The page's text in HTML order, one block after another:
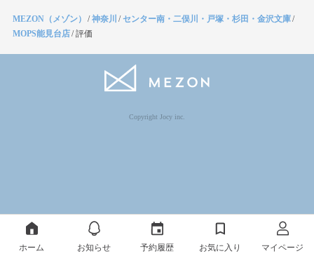
MEZON（メゾン） /神奈川 /センター南・二俣川・戸塚・杉田・金沢文庫/
MOPS能見台店/評価
Copyright Jocy inc.
ホーム お知らせ 予約履歴 お気に入り マイページ